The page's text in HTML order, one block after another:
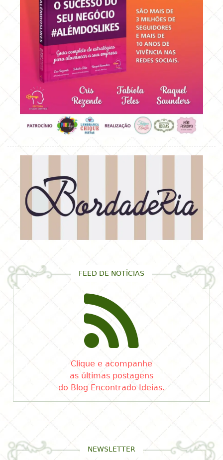
FEED DE NOTÍCIAS
Clique e acompanhe
as últimas postagens
do Blog Encontrado Ideias.
NEWSLETTER